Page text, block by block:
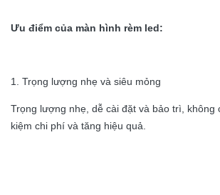
Ưu điểm của màn hình rèm led:
1. Trọng lượng nhẹ và siêu mỏng
Trọng lượng nhẹ, dễ cài đặt và bảo trì, không
kiệm chi phí và tăng hiệu quả.